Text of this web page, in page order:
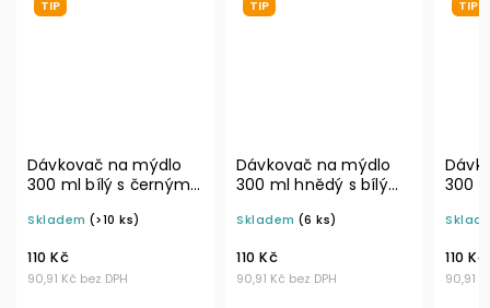
mýdlo
černým
Dávkovač na mýdlo
300 ml hnědý s bílým
BELA
Skladem
90,91 Kč bez DPH
Dávkovač na mýdlo
300 ml šedý s bílo-
BELA
Skladem
90,91 Kč bez DPH